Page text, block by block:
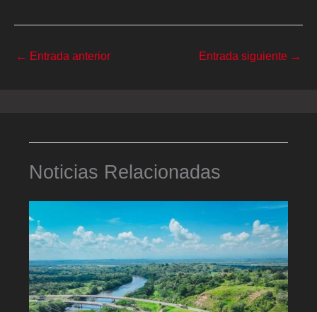
← Entrada anterior Entrada siguiente →
Noticias Relacionadas